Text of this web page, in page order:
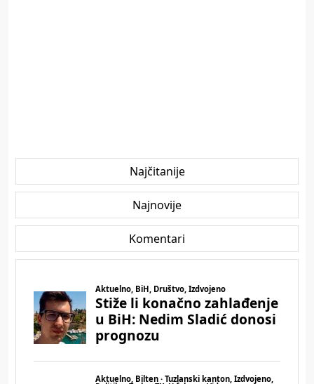
Najčitanije
Najnovije
Komentari